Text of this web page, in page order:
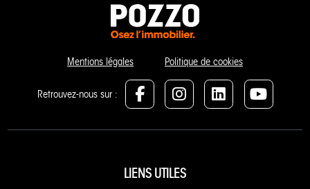
Mentions légales Politique de cookies
Retrouvez-nous sur :
LIENS UTILES